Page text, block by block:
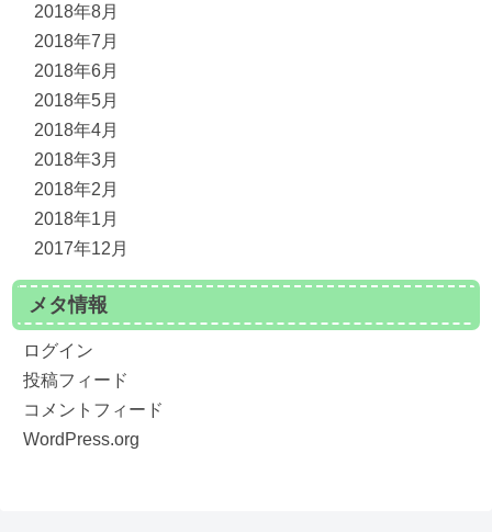
2018年8月
2018年7月
2018年6月
2018年5月
2018年4月
2018年3月
2018年2月
2018年1月
2017年12月
メタ情報
ログイン
投稿フィード
コメントフィード
WordPress.org